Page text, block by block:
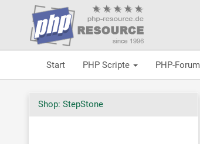
Start PHP Scripte PHP-Forum
Shop: StepStone